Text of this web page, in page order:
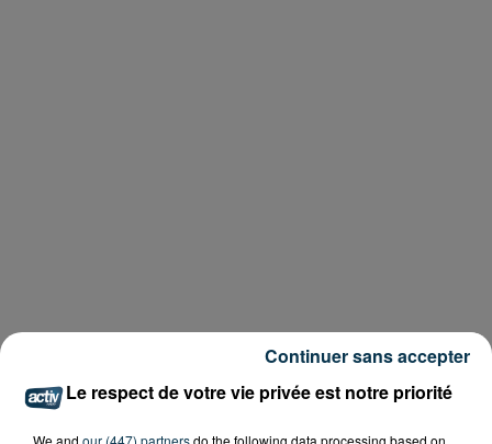
Le respect de votre vie privée est notre priorité
We and our (447) partnersdo the following data processing based on
Continuer sans accepter